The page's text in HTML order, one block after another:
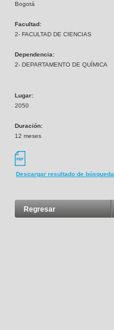
Bogotá
Facultad:
2- FACULTAD DE CIENCIAS
Dependencia:
2- DEPARTAMENTO DE QUÍMICA
Lugar:
2050
Duración:
12 meses
Descargar resultado de búsqueda
Regresar